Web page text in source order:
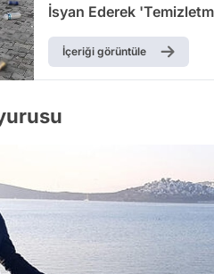
İsyan Ederek
İçeriği görüntüle